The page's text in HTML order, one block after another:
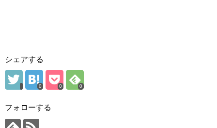
シェアする
0 0 0
フォローする